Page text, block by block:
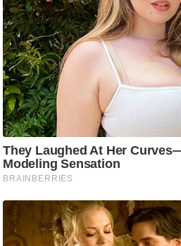
नो
रं
ज
न
ज
ग
त
बॉ
ली
वु
ली